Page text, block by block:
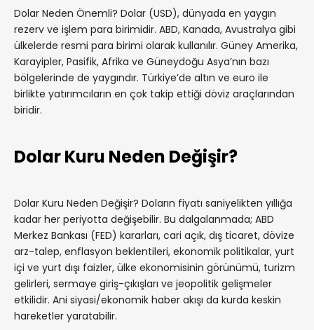
Dolar Neden Önemli? Dolar (USD), dünyada en yaygın
rezerv ve işlem para birimidir. ABD, Kanada, Avustralya gibi
ülkelerde resmi para birimi olarak kullanılır. Güney Amerika,
Karayipler, Pasifik, Afrika ve Güneydoğu Asya’nın bazı
bölgelerinde de yaygındır. Türkiye’de altın ve euro ile
birlikte yatırımcıların en çok takip ettiği döviz araçlarından
biridir.
Dolar Kuru Neden Değişir?
Dolar Kuru Neden Değişir? Doların fiyatı saniyelikten yıllığa
kadar her periyotta değişebilir. Bu dalgalanmada; ABD
Merkez Bankası (FED) kararları, cari açık, dış ticaret, dövize
arz-talep, enflasyon beklentileri, ekonomik politikalar, yurt
içi ve yurt dışı faizler, ülke ekonomisinin görünümü, turizm
gelirleri, sermaye giriş-çıkışları ve jeopolitik gelişmeler
etkilidir. Ani siyasi/ekonomik haber akışı da kurda keskin
hareketler yaratabilir.